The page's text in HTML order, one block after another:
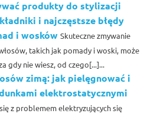
produkty do stylizacji
i najczęstsze błędy
i wosków Skuteczne zmywanie
takich jak pomady i woski, może
gdy nie wiesz, od czego[...]...
zimą: jak pielęgnować i
elektrostatycznymi
z problemem elektryzujących się